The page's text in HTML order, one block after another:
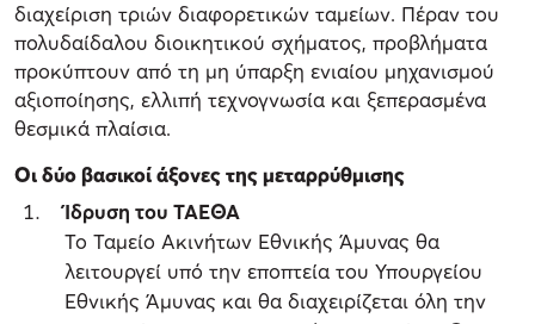
διαχείριση τριών διαφορετικών ταμείων. Πέραν του
πολυδαίδαλου διοικητικού σχήματος, προβλήματα
προκύπτουν από τη μη ύπαρξη ενιαίου μηχανισμού
αξιοποίησης, ελλιπή τεχνογνωσία και ξεπερασμένα
θεσμικά πλαίσια.
Οι δύο βασικοί άξονες της μεταρρύθμισης
Ίδρυση του ΤΑΕΘΑ
Το Ταμείο Ακινήτων Εθνικής Άμυνας θα
λειτουργεί υπό την εποπτεία του Υπουργείου
Εθνικής Άμυνας και θα διαχειρίζεται όλη την